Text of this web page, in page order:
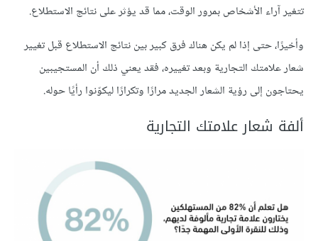
تتغير آراء الأشخاص بمرور الوقت، مما قد يؤثر على نتائج الاستطلاع.
وأخيرًا، حتى إذا لم يكن هناك فرق كبير بين نتائج الاستطلاع قبل تغيير
شعار علامتك التجارية وبعد تغييره، فقد يعني ذلك أن المستجيبين
يحتاجون إلى رؤية الشعار الجديد مرارًا وتكرارًا ليكوّنوا رأيًا حوله.
ألفة شعار علامتك التجارية